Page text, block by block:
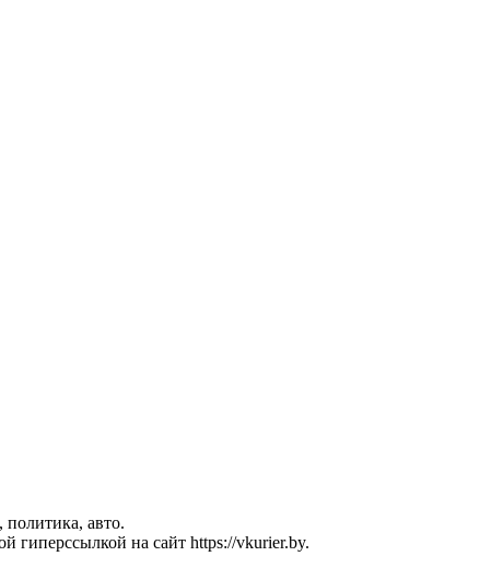
политика, авто.
гиперссылкой на сайт https://vkurier.by.